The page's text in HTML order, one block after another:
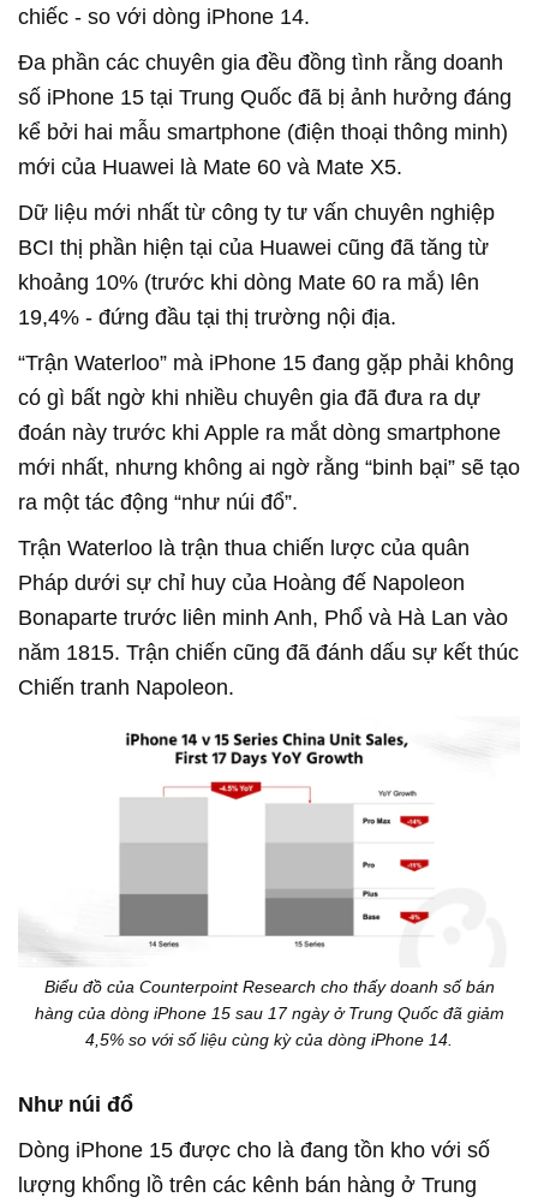
chiếc - so với dòng iPhone 14.
Đa phần các chuyên gia đều đồng tình rằng doanh
số iPhone 15 tại Trung Quốc đã bị ảnh hưởng đáng
kể bởi hai mẫu smartphone (điện thoại thông minh)
mới của Huawei là Mate 60 và Mate X5.
Dữ liệu mới nhất từ công ty tư vấn chuyên nghiệp
BCI thị phần hiện tại của Huawei cũng đã tăng từ
khoảng 10% (trước khi dòng Mate 60 ra mắ) lên
19,4% - đứng đầu tại thị trường nội địa.
“Trận Waterloo” mà iPhone 15 đang gặp phải không
có gì bất ngờ khi nhiều chuyên gia đã đưa ra dự
đoán này trước khi Apple ra mắt dòng smartphone
mới nhất, nhưng không ai ngờ rằng “binh bại” sẽ tạo
ra một tác động “như núi đổ”.
Trận Waterloo là trận thua chiến lược của quân
Pháp dưới sự chỉ huy của Hoàng đế Napoleon
Bonaparte trước liên minh Anh, Phổ và Hà Lan vào
năm 1815. Trận chiến cũng đã đánh dấu sự kết thúc
Chiến tranh Napoleon.
Biểu đồ của Counterpoint Research cho thấy doanh số bán
hàng của dòng iPhone 15 sau 17 ngày ở Trung Quốc đã giảm
4,5% so với số liệu cùng kỳ của dòng iPhone 14.
Như núi đổ
Dòng iPhone 15 được cho là đang tồn kho với số
lượng khổng lồ trên các kênh bán hàng ở Trung